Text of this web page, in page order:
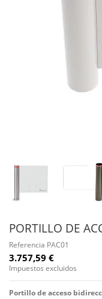
PORTILLO DE
Referencia PAC01
3.757,59 €
Impuestos excluidos
Portillo de acceso